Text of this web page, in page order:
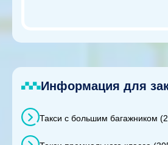
Информация для
Такси с большим багажником